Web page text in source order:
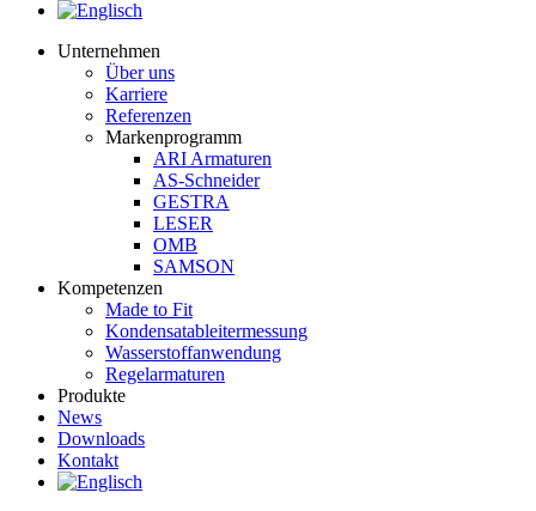
Unternehmen
Über uns
Karriere
Referenzen
Markenprogramm
ARI Armaturen
AS-Schneider
GESTRA
LESER
OMB
SAMSON
Kompetenzen
Made to Fit
Kondensat­ableiter­messung
Wasserstoff­anwendung
Regel­arma­turen
Produkte
News
Downloads
Kontakt